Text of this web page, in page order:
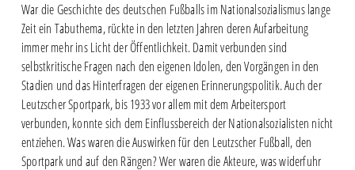
War die Geschichte des deutschen Fußballs im Nationalsozialismus lange
Zeit ein Tabuthema, rückte in den letzten Jahren deren Aufarbeitung
immer mehr ins Licht der Öffentlichkeit. Damit verbunden sind
selbstkritische Fragen nach den eigenen Idolen, den Vorgängen in den
Stadien und das Hinterfragen der eigenen Erinnerungspolitik. Auch der
Leutzscher Sportpark, bis 1933 vor allem mit dem Arbeitersport
verbunden, konnte sich dem Einflussbereich der Nationalsozialisten nicht
entziehen. Was waren die Auswirken für den Leutzscher Fußball, den
Sportpark und auf den Rängen? Wer waren die Akteure, was widerfuhr